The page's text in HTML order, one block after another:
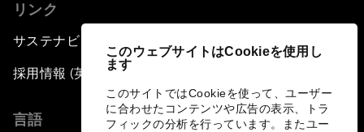
このウェブサイトはCookieを使用し
ます
このサイトではCookieを使って、ユーザー
に合わせたコンテンツや広告の表示、トラ
フィックの分析を行っています。またユー
リンク
サステナビリティへの取り組み
採用情報 (英語のみ)
言語